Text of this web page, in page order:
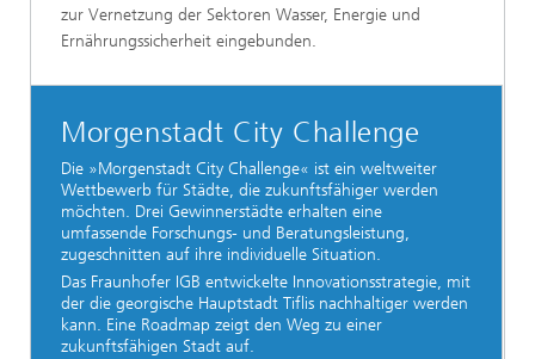
zur Vernetzung der Sektoren Wasser, Energie und
Ernährungssicherheit eingebunden.
Morgenstadt City Challenge
Die »Morgenstadt City Challenge« ist ein weltweiter
Wettbewerb für Städte, die zukunftsfähiger werden
möchten. Drei Gewinnerstädte erhalten eine
umfassende Forschungs- und Beratungsleistung,
zugeschnitten auf ihre individuelle Situation.
Das Fraunhofer IGB entwickelte Innovationsstrategie, mit
der die georgische Hauptstadt Tiflis nachhaltiger werden
kann. Eine Roadmap zeigt den Weg zu einer
zukunftsfähigen Stadt auf.